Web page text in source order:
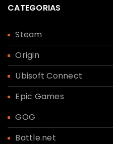
CATEGORIAS
Steam
Origin
Ubisoft Connect
Epic Games
GOG
Battle.net